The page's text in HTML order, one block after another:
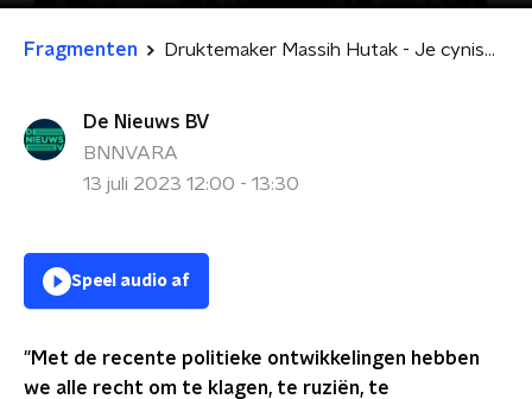
Fragmenten Druktemaker Massih Hutak - Je cynisme gaat je niet redden
De Nieuws BV
BNNVARA
13 juli 2023 12:00 - 13:30
Speel audio af
"Met de recente politieke ontwikkelingen hebben
we alle recht om te klagen, te ruziën, te